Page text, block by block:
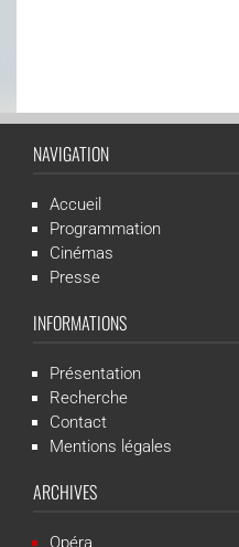
NAVIGATION
Accueil
Programmation
Cinémas
Presse
INFORMATIONS
Présentation
Recherche
Contact
Mentions légales
ARCHIVES
Opéra